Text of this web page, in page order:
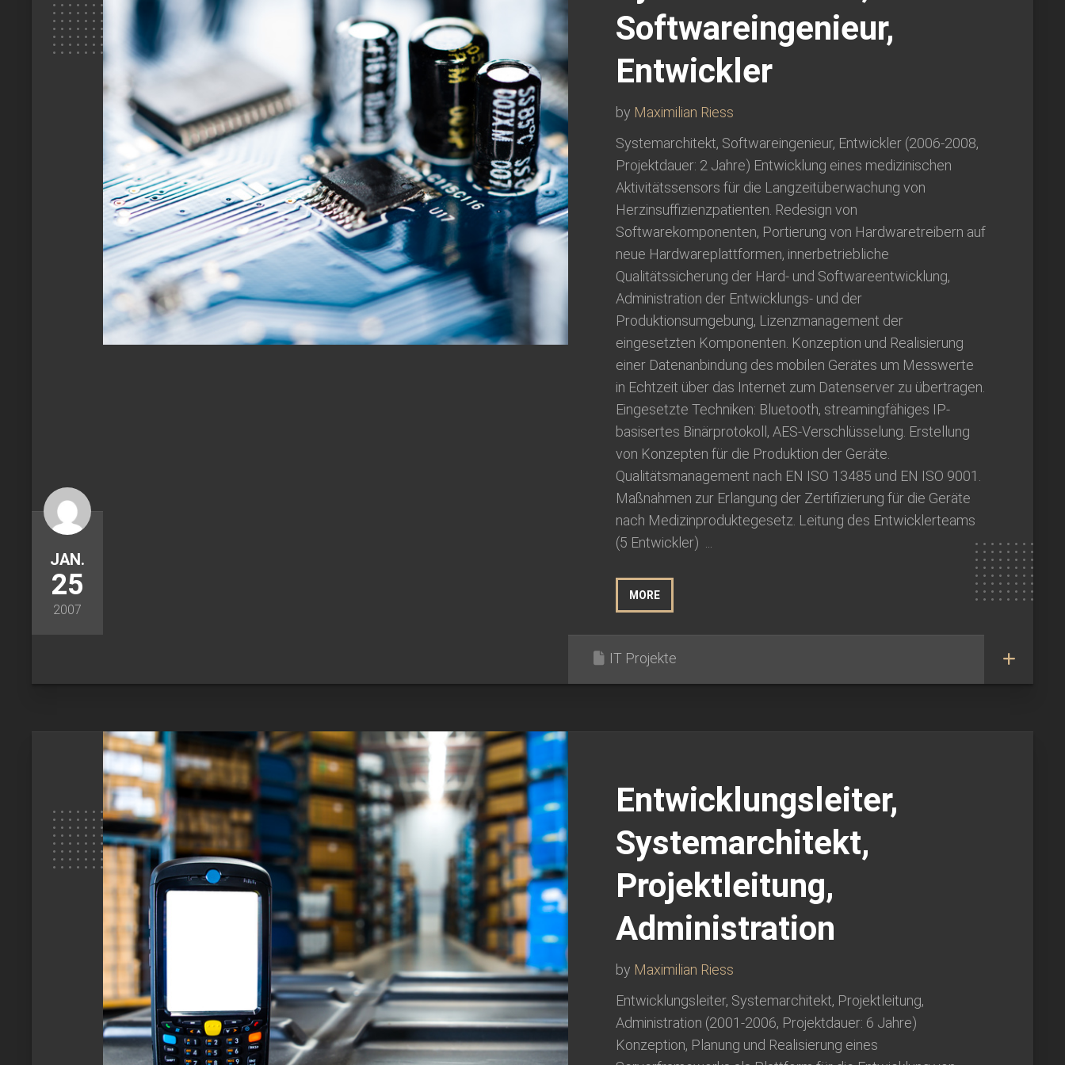
JAN.
25
2007
Softwareingenieur,
Entwickler
by Maximilian Riess
Systemarchitekt, Softwareingenieur, Entwickler (2006-2008,
Projektdauer: 2 Jahre) Entwicklung eines medizinischen
Aktivitätssensors für die Langzeitüberwachung von
Herzinsuffizienzpatienten. Redesign von
Softwarekomponenten, Portierung von Hardwaretreibern auf
neue Hardwareplattformen, innerbetriebliche
Qualitätssicherung der Hard- und Softwareentwicklung,
Administration der Entwicklungs- und der
Produktionsumgebung, Lizenzmanagement der
eingesetzten Komponenten. Konzeption und Realisierung
einer Datenanbindung des mobilen Gerätes um Messwerte
in Echtzeit über das Internet zum Datenserver zu übertragen.
Eingesetzte Techniken: Bluetooth, streamingfähiges IP-
basisertes Binärprotokoll, AES-Verschlüsselung. Erstellung
von Konzepten für die Produktion der Geräte.
Qualitätsmanagement nach EN ISO 13485 und EN ISO 9001.
Maßnahmen zur Erlangung der Zertifizierung für die Geräte
nach Medizinproduktegesetz. Leitung des Entwicklerteams
(5 Entwickler) ...
MORE
IT Projekte
Entwicklungsleiter,
Systemarchitekt,
Projektleitung,
Administration
by Maximilian Riess
Entwicklungsleiter, Systemarchitekt, Projektleitung,
Administration (2001-2006, Projektdauer: 6 Jahre)
Konzeption, Planung und Realisierung eines